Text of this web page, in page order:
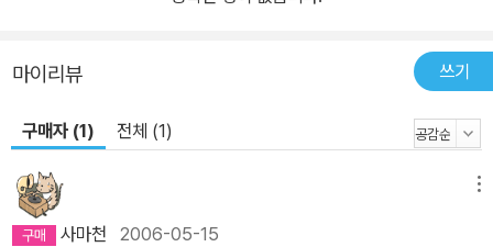
마이리뷰 쓰기
구매자 (1) 전체 (1)
사마천 2006-05-15